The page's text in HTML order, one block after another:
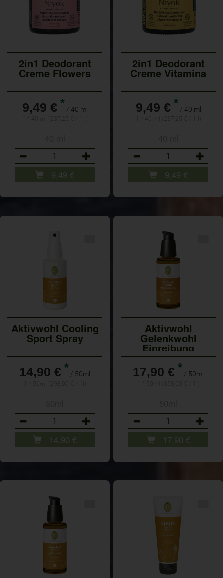
2in1 Deodorant
Creme Flowers
9,49 € * / 40 ml
9,49 €
2in1 Deodorant
Creme Vitamina
9,49 € * / 40 ml
9,49 €
Aktivwohl Cooling
Sport Spray
14,90 € * / 50ml
14,90 €
Aktivwohl
Gelenkwohl
Einreibung
17,90 € * / 50ml
17,90 €